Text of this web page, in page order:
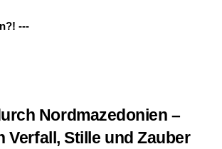
---
Nordmazedonien –
Verfall, Stille und Zauber